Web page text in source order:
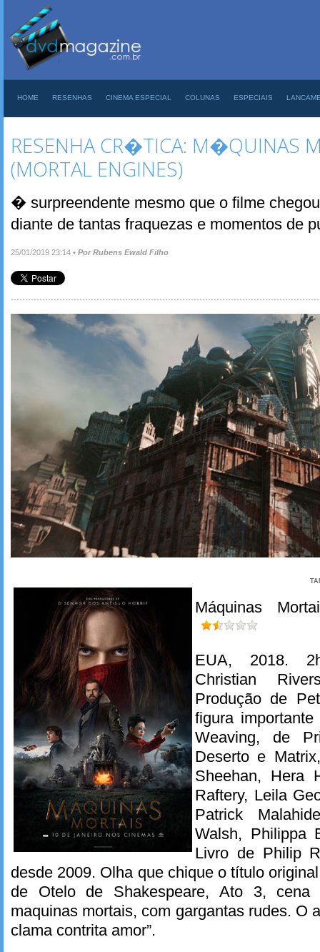
HOME RESENHAS CINEMA ESPECIAL COLUNAS ESPECIAIS
RESENHA CR�TICA: M�QUINAS
(MORTAL ENGINES)
� surpreendente mesmo que o filme
diante de tantas fraquezas e momentos de
25/01/2019 23:14 • Por Rubens Ewald Filho
Máquinas
EUA, 2018.
Christian
Produção de
figura
Weaving, de
Deserto e
Sheehan, Hera
Raftery, Leila
Patrick
Walsh, Philippa
Livro de Philip
desde 2009. Olha que chique o título
de Otelo de Shakespeare, Ato 3,
maquinas mortais, com gargantas rudes. O
clama contrita amor”.